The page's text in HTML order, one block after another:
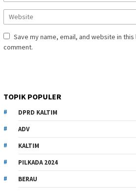
Save my name, email, and website in
comment.
TOPIK POPULER
DPRD KALTIM
ADV
KALTIM
PILKADA 2024
BERAU